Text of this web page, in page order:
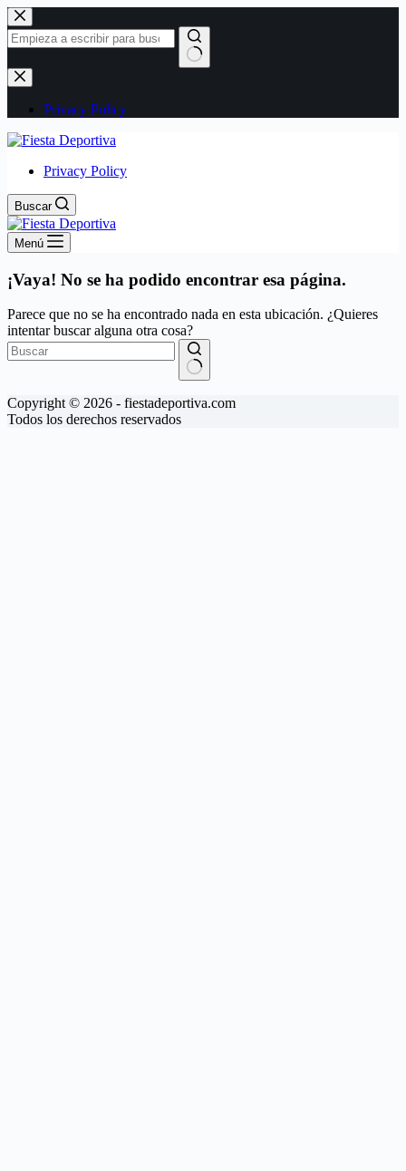
Saltar
al
contenido
Sin
resultados
Privacy Policy
Privacy Policy
Buscar
Menú
¡Vaya! No se ha podido encontrar esa página.
Parece que no se ha encontrado nada en esta ubicación. ¿Quieres
intentar buscar alguna otra cosa?
resultados
Copyright © 2026 - fiestadeportiva.com
Todos los derechos reservados